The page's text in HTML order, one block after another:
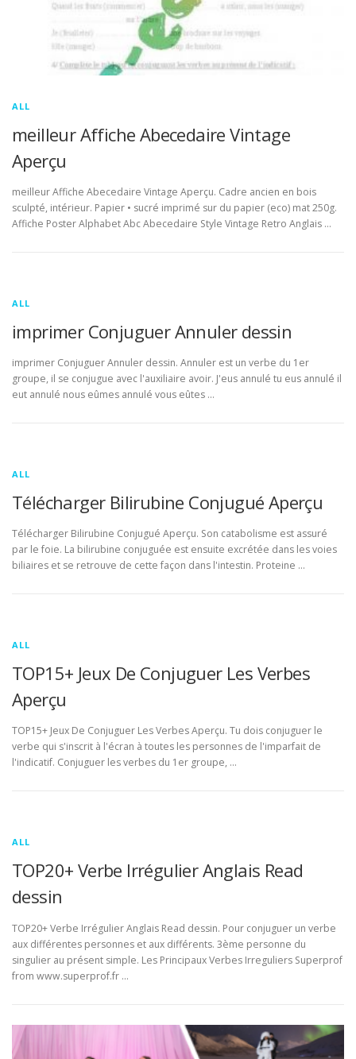
ALL
meilleur Affiche Abecedaire Vintage
Aperçu
meilleur Affiche Abecedaire Vintage Aperçu. Cadre ancien en bois
sculpté, intérieur. Papier • sucré imprimé sur du papier (eco) mat 250g.
Affiche Poster Alphabet Abc Abecedaire Style Vintage Retro Anglais …
ALL
imprimer Conjuguer Annuler dessin
imprimer Conjuguer Annuler dessin. Annuler est un verbe du 1er
groupe, il se conjugue avec l'auxiliaire avoir. J'eus annulé tu eus annulé il
eut annulé nous eûmes annulé vous eûtes …
ALL
Télécharger Bilirubine Conjugué Aperçu
Télécharger Bilirubine Conjugué Aperçu. Son catabolisme est assuré
par le foie. La bilirubine conjuguée est ensuite excrétée dans les voies
biliaires et se retrouve de cette façon dans l'intestin. Proteine …
ALL
TOP15+ Jeux De Conjuguer Les Verbes
Aperçu
TOP15+ Jeux De Conjuguer Les Verbes Aperçu. Tu dois conjuguer le
verbe qui s'inscrit à l'écran à toutes les personnes de l'imparfait de
l'indicatif. Conjuguer les verbes du 1er groupe, …
ALL
TOP20+ Verbe Irrégulier Anglais Read
dessin
TOP20+ Verbe Irrégulier Anglais Read dessin. Pour conjuguer un verbe
aux différentes personnes et aux différents. 3ème personne du
singulier au présent simple. Les Principaux Verbes Irreguliers Superprof
from www.superprof.fr …